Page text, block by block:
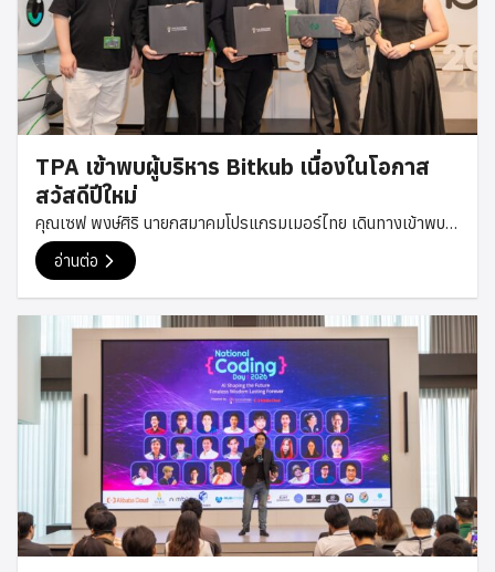
TPA เข้าพบผู้บริหาร Bitkub เนื่องในโอกาส
สวัสดีปีใหม่
คุณเซฟ พงษ์ศิริ นายกสมาคมโปรแกรมเมอร์ไทย เดินทางเข้าพบ
คุณทวีทรัพย์ ราวรรณ์ ผู้ร่วมก่อตั้งและกรรมการบริหารของ
Bitkub Group เนื่องในโอกาสสวัสดีปีใหม่ เพื่อส่งมอบคำอวยพร
และพูดคุยกันอย่างเป็นกันเอง ในโอกาสนี้ ทั้งสองฝ่ายได้ร่วมแลก
เปลี่ยนมุมมองเกี่ยวกับแนวโน้มเทคโนโลยีและอุตสาหกรรมดิจิทัล
ตลอดจนแนวทางการพัฒนาศักยภาพของนักพัฒนาและบุคลากร
ด้านเทคโนโลยีในประเทศไทย รวมถึงโอกาสในการสร้างความร่วม
มือระหว่างภาคเอกชนและชุมชนนักพัฒนาในอนาคต การพบปะครั้ง
นี้ยังสะท้อนถึงความตั้งใจของสมาคมโปรแกรมเมอร์ไทยในการ
สร้างเครือข่ายความร่วมมือกับองค์กรชั้นนำในอุตสาหกรรม
เทคโนโลยี เพื่อสนับสนุนการพัฒนาองค์ความรู้ การสร้างโอกาส
ใหม่ ๆ ให้กับนักพัฒนาไทย และร่วมกันผลักดันระบบนิเวศด้าน
เทคโนโลยีของประเทศให้เติบโตอย่างต่อเนื่อง สมาคม
อ่านต่อ